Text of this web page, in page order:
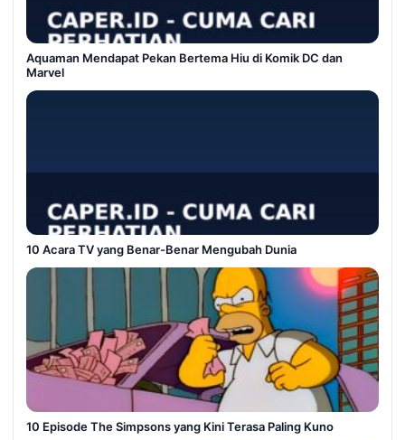
Aquaman Mendapat Pekan Bertema Hiu di Komik DC dan
Marvel
10 Acara TV yang Benar-Benar Mengubah Dunia
10 Episode The Simpsons yang Kini Terasa Paling Kuno